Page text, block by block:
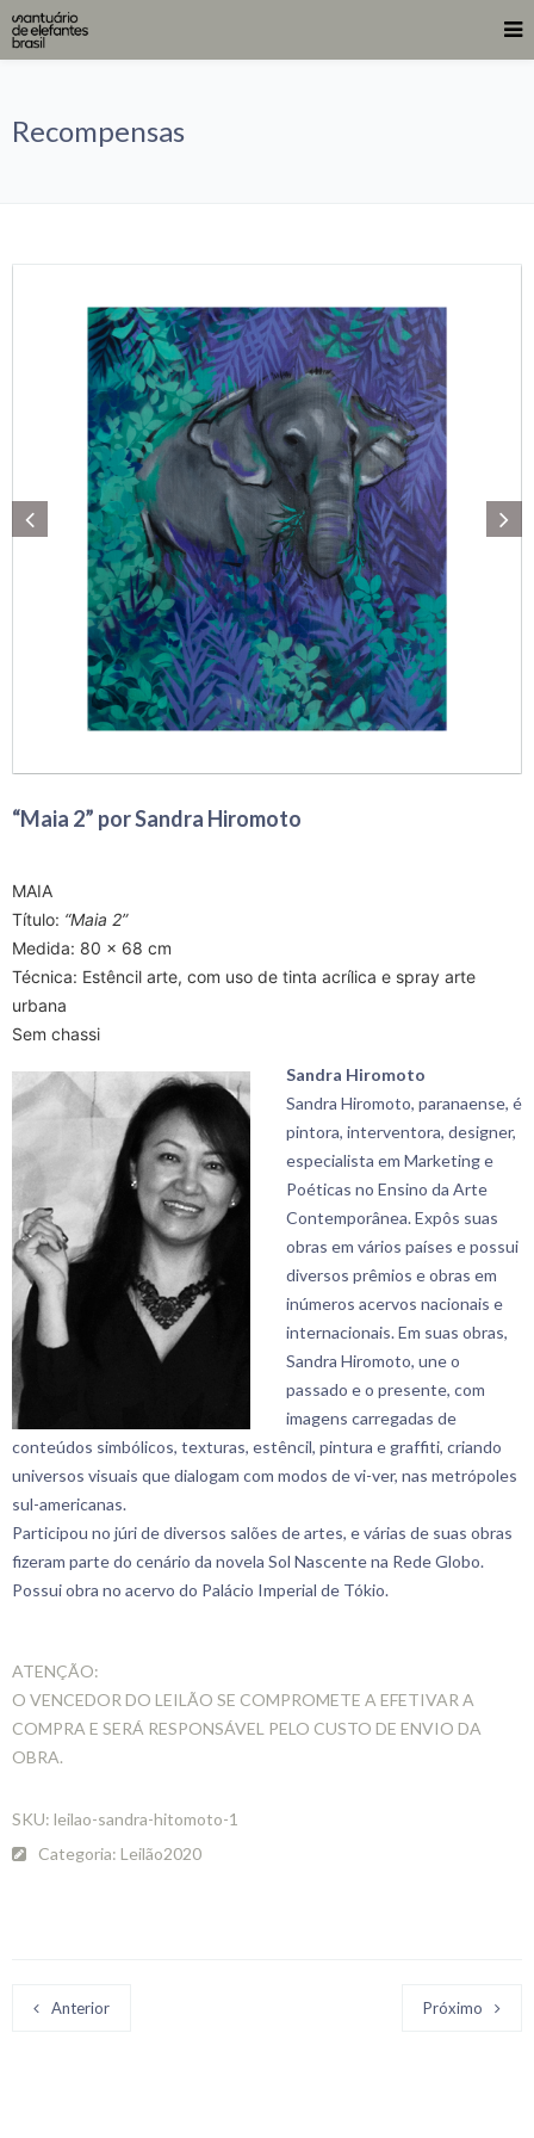
Recompensas
“Maia 2” por Sandra Hiromoto
MAIA
Título: “Maia 2”
Medida: 80 x 68 cm
Técnica: Estêncil arte, com uso de tinta acrílica e spray arte
urbana
Sem chassi
Sandra Hiromoto
Sandra Hiromoto, paranaense, é
pintora, interventora, designer,
especialista em Marketing e
Poéticas no Ensino da Arte
Contemporânea. Expôs suas
obras em vários países e possui
diversos prêmios e obras em
inúmeros acervos nacionais e
internacionais. Em suas obras,
Sandra Hiromoto, une o
passado e o presente, com
imagens carregadas de
conteúdos simbólicos, texturas, estêncil, pintura e graffiti, criando
universos visuais que dialogam com modos de vi-ver, nas metrópoles
sul-americanas.
Participou no júri de diversos salões de artes, e várias de suas obras
fizeram parte do cenário da novela Sol Nascente na Rede Globo.
Possui obra no acervo do Palácio Imperial de Tókio.
ATENÇÃO:
O VENCEDOR DO LEILÃO SE COMPROMETE A EFETIVAR A
COMPRA E SERÁ RESPONSÁVEL PELO CUSTO DE ENVIO DA
OBRA.
SKU: leilao-sandra-hitomoto-1
Categoria: Leilão2020
Anterior Próximo